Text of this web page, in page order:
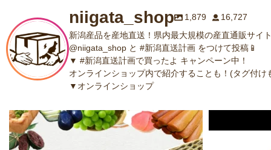
niigata_shop 1,879
16,727
新潟産品を産地直送！県内最大規模の産直通販サイ
@niigata_shop と #新潟直送計画 をつけて投稿📱
▼ #新潟直送計画で買ったよ キャンペーン中！
オンラインショップ内で紹介することも！(タグ付け
▼オンラインショップ